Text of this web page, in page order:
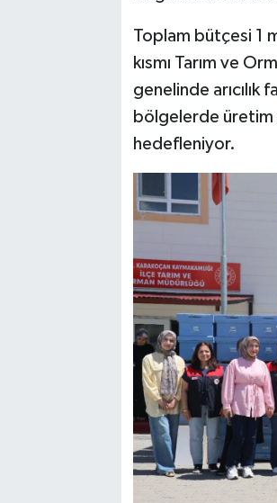
Toplam bütçesi 1
kısmı Tarım ve
genelinde arıcılık
bölgelerde üretim
hedefleniyor.